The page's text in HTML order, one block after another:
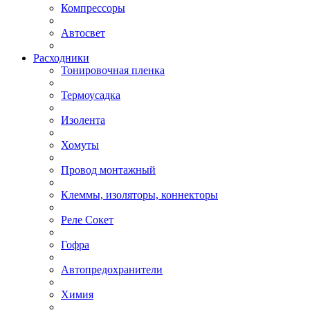
Компрессоры
Автосвет
Расходники
Тонировочная пленка
Термоусадка
Изолента
Хомуты
Провод монтажный
Клеммы, изоляторы, коннекторы
Реле Сокет
Гофра
Автопредохранители
Химия